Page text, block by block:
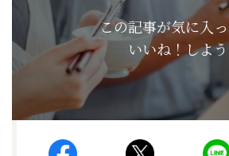
この記事が気に入
いいね！しよう